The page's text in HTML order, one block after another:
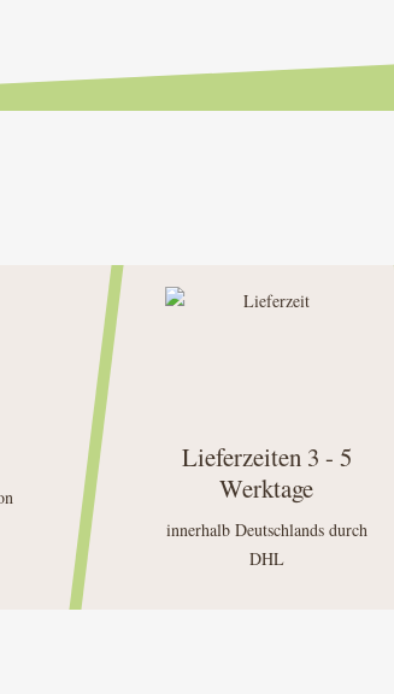
Lieferzeiten 3 - 5
Werktage
innerhalb Deutschlands durch
DHL